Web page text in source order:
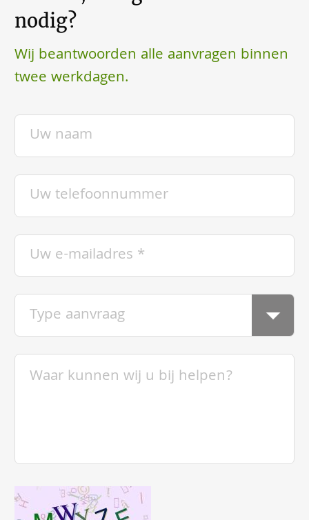
nodig?
Wij beantwoorden alle aanvragen binnen
twee werkdagen.